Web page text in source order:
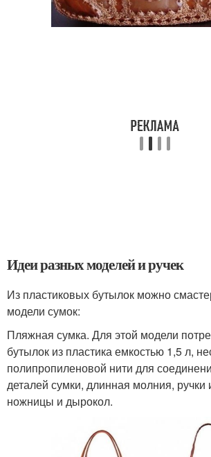
Идеи разных моделей и ручек
Из пластиковых бутылок можно
модели сумок:
Пляжная сумка. Для этой модели
бутылок из пластика емкостью 1,5 л,
полипропиленовой нити для
деталей сумки, длинная молния, ручки
ножницы и дырокол.